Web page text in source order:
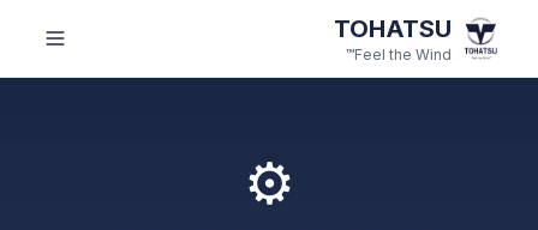
דלג לתוכן הראשי
TOHATSU
Feel the Wind™
⚙️